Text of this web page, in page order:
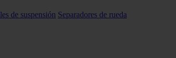
de suspensión Separadores de rueda